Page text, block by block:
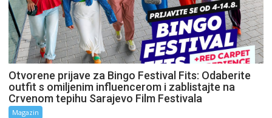
Otvorene prijave za Bingo Festival Fits: Odaberite
outfit s omiljenim influencerom i zablistajte na
Crvenom tepihu Sarajevo Film Festivala
Magazin